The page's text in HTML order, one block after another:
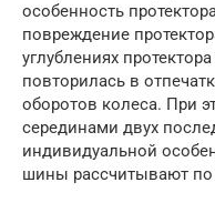
особенность
повреждение
углублениях
повторилась в
оборотов колеса. При
серединами двух
индивидуальной
шины рассчитывают